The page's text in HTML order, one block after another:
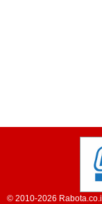
© 2010-2026 Rabota.co.il